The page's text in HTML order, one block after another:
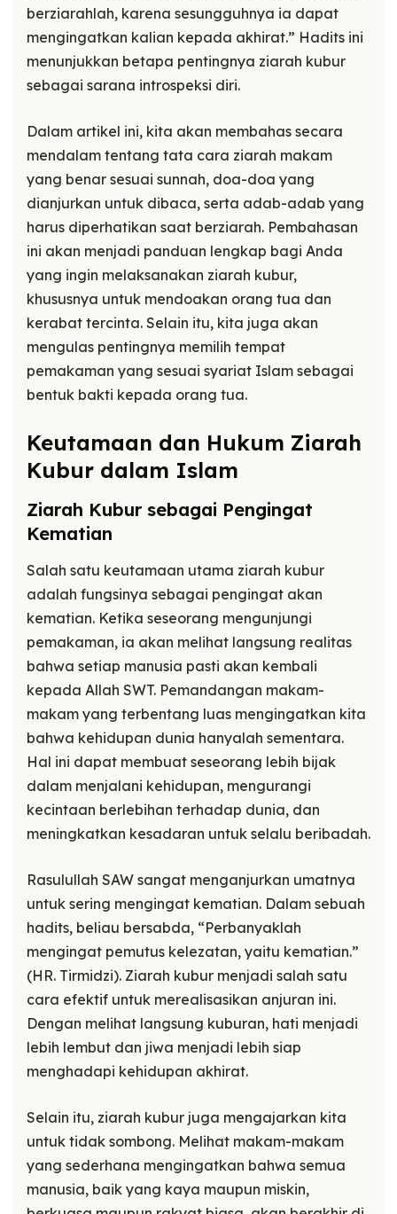
berziarahlah, karena sesungguhnya ia dapat
mengingatkan kalian kepada akhirat.” Hadits ini
menunjukkan betapa pentingnya ziarah kubur
sebagai sarana introspeksi diri.
Dalam artikel ini, kita akan membahas secara
mendalam tentang tata cara ziarah makam
yang benar sesuai sunnah, doa-doa yang
dianjurkan untuk dibaca, serta adab-adab yang
harus diperhatikan saat berziarah. Pembahasan
ini akan menjadi panduan lengkap bagi Anda
yang ingin melaksanakan ziarah kubur,
khususnya untuk mendoakan orang tua dan
kerabat tercinta. Selain itu, kita juga akan
mengulas pentingnya memilih tempat
pemakaman yang sesuai syariat Islam sebagai
bentuk bakti kepada orang tua.
Keutamaan dan Hukum Ziarah
Kubur dalam Islam
Ziarah Kubur sebagai Pengingat
Kematian
Salah satu keutamaan utama ziarah kubur
adalah fungsinya sebagai pengingat akan
kematian. Ketika seseorang mengunjungi
pemakaman, ia akan melihat langsung realitas
bahwa setiap manusia pasti akan kembali
kepada Allah SWT. Pemandangan makam-
makam yang terbentang luas mengingatkan kita
bahwa kehidupan dunia hanyalah sementara.
Hal ini dapat membuat seseorang lebih bijak
dalam menjalani kehidupan, mengurangi
kecintaan berlebihan terhadap dunia, dan
meningkatkan kesadaran untuk selalu beribadah.
Rasulullah SAW sangat menganjurkan umatnya
untuk sering mengingat kematian. Dalam sebuah
hadits, beliau bersabda, “Perbanyaklah
mengingat pemutus kelezatan, yaitu kematian.”
(HR. Tirmidzi). Ziarah kubur menjadi salah satu
cara efektif untuk merealisasikan anjuran ini.
Dengan melihat langsung kuburan, hati menjadi
lebih lembut dan jiwa menjadi lebih siap
menghadapi kehidupan akhirat.
Selain itu, ziarah kubur juga mengajarkan kita
untuk tidak sombong. Melihat makam-makam
yang sederhana mengingatkan bahwa semua
manusia, baik yang kaya maupun miskin,